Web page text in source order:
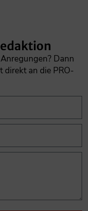
Dann
direkt an die PRO-